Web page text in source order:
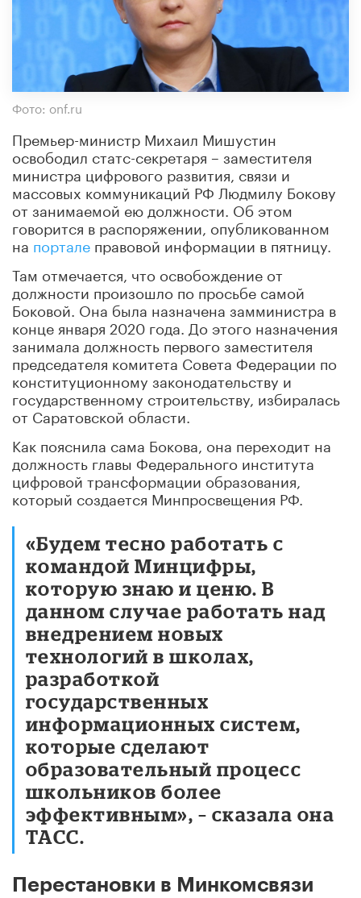
Фото: onf.ru
Премьер-министр Михаил Мишустин
освободил статс-секретаря – заместителя
министра цифрового развития, связи и
массовых коммуникаций РФ Людмилу Бокову
от занимаемой ею должности. Об этом
говорится в распоряжении, опубликованном
на портале правовой информации в пятницу.
Там отмечается, что освобождение от
должности произошло по просьбе самой
Боковой. Она была назначена замминистра в
конце января 2020 года. До этого назначения
занимала должность первого заместителя
председателя комитета Совета Федерации по
конституционному законодательству и
государственному строительству, избиралась
от Саратовской области.
Как пояснила сама Бокова, она переходит на
должность главы Федерального института
цифровой трансформации образования,
который создается Минпросвещения РФ.
«Будем тесно работать с
командой Минцифры,
которую знаю и ценю. В
данном случае работать над
внедрением новых
технологий в школах,
разработкой
государственных
информационных систем,
которые сделают
образовательный процесс
школьников более
эффективным», – сказала она
ТАСС.
Перестановки в Минкомсвязи